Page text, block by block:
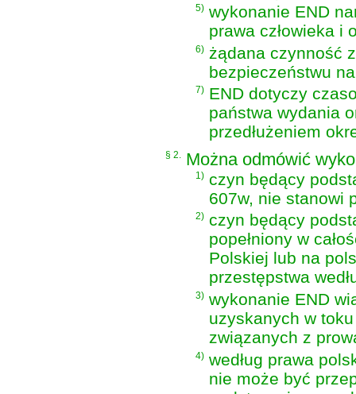
5) wykonanie END
prawa człowieka i
6) żądana czynność
bezpieczeństwu
7) END dotyczy
państwa wydania
przedłużeniem
§ 2. Można odmówić
1) czyn będący
607w, nie stanowi
2) czyn będący
popełniony w
Polskiej lub na
przestępstwa
3) wykonanie END
uzyskanych w
związanych z
4) według prawa
nie może być